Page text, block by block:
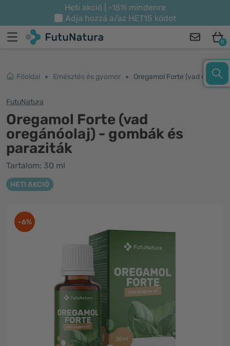
Heti akció | -15% mindenre
Adja hozzá a/az HET15 kódot
0
Főoldal Emésztés és gyomor Oregamol Forte (vad oregánóolaj) - gombák és paraziták
FutuNatura
Oregamol Forte (vad
oregánóolaj) - gombák és
paraziták
Tartalom: 30 ml
HETI AKCIÓ
-6%